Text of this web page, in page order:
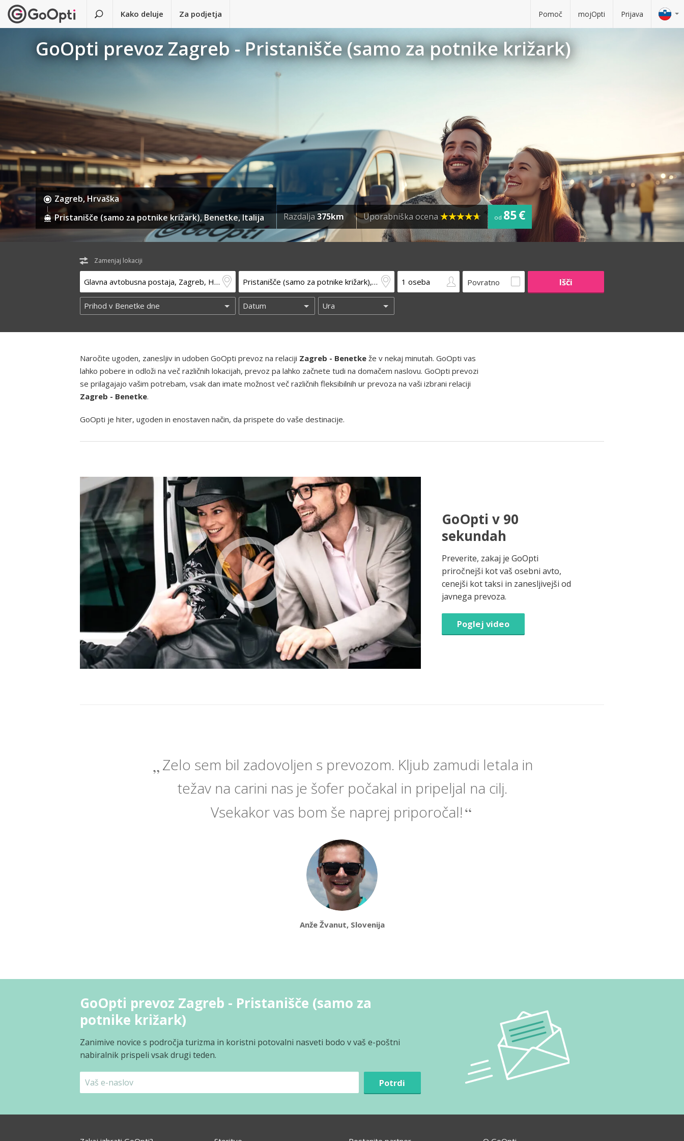
Kako deluje Za podjetja Pomoč mojOpti Prijava
GoOpti prevoz Zagreb - Pristanišče (samo za potnike križark)
Zagreb, Hrvaška
Pristanišče (samo za potnike križark), Benetke, Italija
Razdalja 375km Uporabniška ocena od 85 €
Zamenjaj lokaciji
Povratno
Naročite ugoden, zanesljiv in udoben GoOpti prevoz na relaciji Zagreb - Benetke že v nekaj minutah. GoOpti vas
lahko pobere in odloži na več različnih lokacijah, prevoz pa lahko začnete tudi na domačem naslovu. GoOpti prevozi
se prilagajajo vašim potrebam, vsak dan imate možnost več različnih fleksibilnih ur prevoza na vaši izbrani relaciji
Zagreb - Benetke.
GoOpti je hiter, ugoden in enostaven način, da prispete do vaše destinacije.
GoOpti v 90
sekundah
Preverite, zakaj je GoOpti
priročnejši kot vaš osebni avto,
cenejši kot taksi in zanesljivejši od
javnega prevoza.
Poglej video
Zelo sem bil zadovoljen s prevozom. Kljub zamudi letala in
težav na carini nas je šofer počakal in pripeljal na cilj.
Vsekakor vas bom še naprej priporočal!
Anže Žvanut, Slovenija
GoOpti prevoz Zagreb - Pristanišče (samo za
potnike križark)
Zanimive novice s področja turizma in koristni potovalni nasveti bodo v vaš e-poštni
nabiralnik prispeli vsak drugi teden.
Potrdi